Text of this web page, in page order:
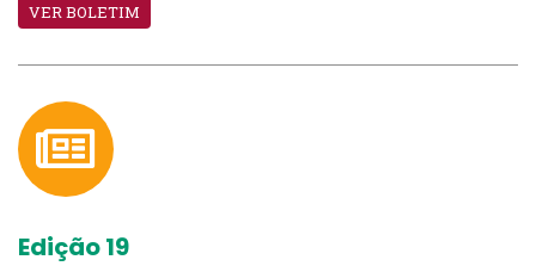
VER BOLETIM
Edição 19